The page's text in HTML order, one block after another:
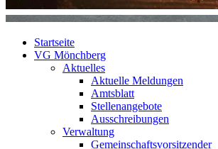
Startseite
VG Mönchberg
Aktuelles
Aktuelle Meldungen
Amtsblatt
Stellenangebote
Ausschreibungen
Verwaltung
Gemeinschaftsvorsitzender